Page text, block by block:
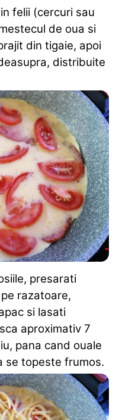
felii (cercuri sau
de oua si
din tigaie, apoi
distribuite
presarati
razatoare,
si lasati
aproximativ 7
pana cand ouale
se topeste frumos.